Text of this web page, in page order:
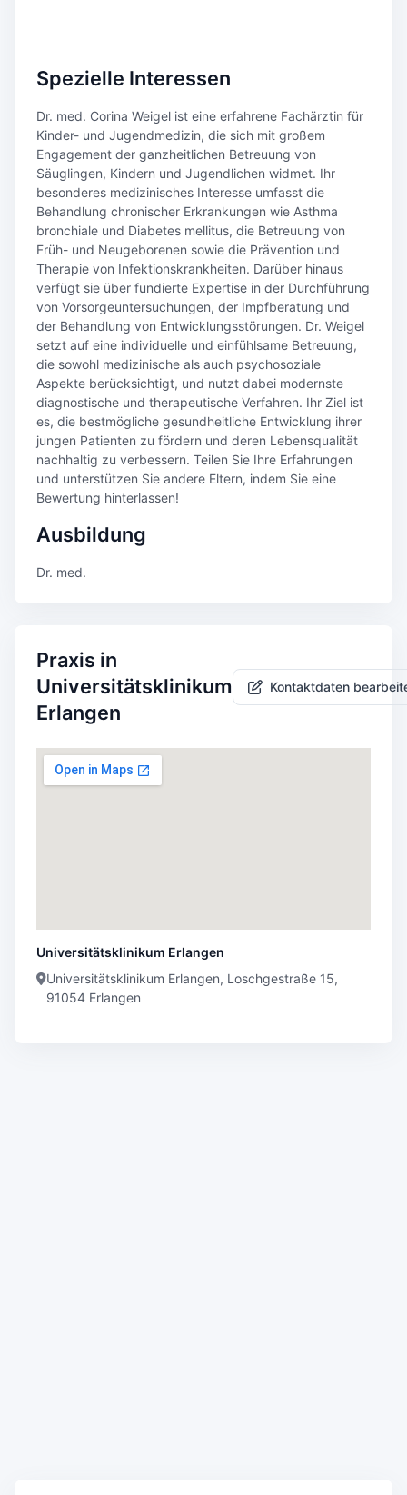
Spezielle Interessen
Dr. med. Corina Weigel ist eine erfahrene Fachärztin für
Kinder- und Jugendmedizin, die sich mit großem
Engagement der ganzheitlichen Betreuung von
Säuglingen, Kindern und Jugendlichen widmet. Ihr
besonderes medizinisches Interesse umfasst die
Behandlung chronischer Erkrankungen wie Asthma
bronchiale und Diabetes mellitus, die Betreuung von
Früh- und Neugeborenen sowie die Prävention und
Therapie von Infektionskrankheiten. Darüber hinaus
verfügt sie über fundierte Expertise in der Durchführung
von Vorsorgeuntersuchungen, der Impfberatung und
der Behandlung von Entwicklungsstörungen. Dr. Weigel
setzt auf eine individuelle und einfühlsame Betreuung,
die sowohl medizinische als auch psychosoziale
Aspekte berücksichtigt, und nutzt dabei modernste
diagnostische und therapeutische Verfahren. Ihr Ziel ist
es, die bestmögliche gesundheitliche Entwicklung ihrer
jungen Patienten zu fördern und deren Lebensqualität
nachhaltig zu verbessern. Teilen Sie Ihre Erfahrungen
und unterstützen Sie andere Eltern, indem Sie eine
Bewertung hinterlassen!
Ausbildung
Dr. med.
Praxis in
Universitätsklinikum
Erlangen
Kontaktdaten
Universitätsklinikum Erlangen
Universitätsklinikum Erlangen, Loschgestraße 15,
91054 Erlangen